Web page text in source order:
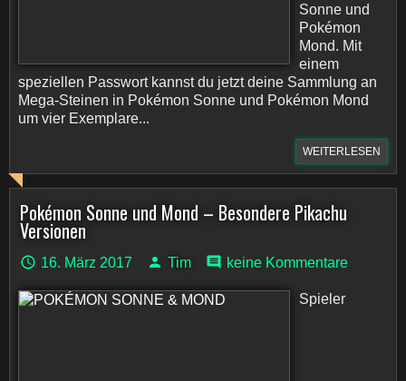
Sonne und
Pokémon
Mond. Mit
einem
speziellen Passwort kannst du jetzt deine Sammlung an
Mega-Steinen in Pokémon Sonne und Pokémon Mond
um vier Exemplare...
WEITERLESEN
Pokémon Sonne und Mond – Besondere Pikachu
Versionen
16. März 2017 Tim keine Kommentare
Spieler